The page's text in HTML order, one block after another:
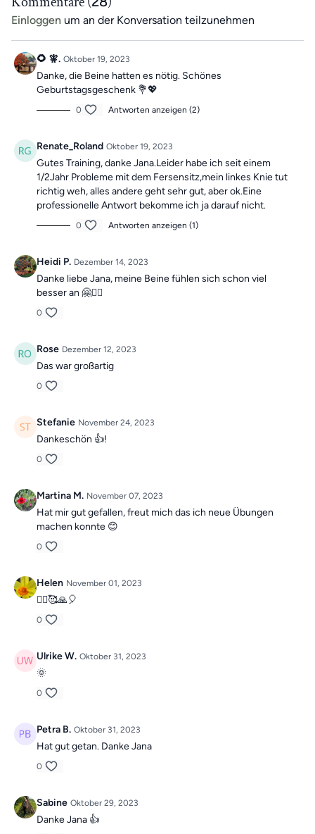
Einloggen um an der Konversation teilzunehmen
🌻 🧚. Oktober 19, 2023
Danke, die Beine hatten es nötig. Schönes
Geburtstagsgeschenk 💐💖
0 Antworten anzeigen (2)
Renate_Roland Oktober 19, 2023
Gutes Training, danke Jana.Leider habe ich seit einem
1/2Jahr Probleme mit dem Fersensitz,mein linkes Knie tut
richtig weh, alles andere geht sehr gut, aber ok.Eine
professionelle Antwort bekomme ich ja darauf nicht.
0 Antworten anzeigen (1)
Heidi P. Dezember 14, 2023
Danke liebe Jana, meine Beine fühlen sich schon viel
besser an 🤗🙋‍♀️
0
Rose Dezember 12, 2023
Das war großartig
0
Stefanie November 24, 2023
Dankeschön 👍!
0
Martina M. November 07, 2023
Hat mir gut gefallen, freut mich das ich neue Übungen
machen konnte 😊
0
Helen November 01, 2023
🙋‍♀️🥰🙏🎈
0
Ulrike W. Oktober 31, 2023
🌞
0
Petra B. Oktober 31, 2023
Hat gut getan. Danke Jana
0
Sabine Oktober 29, 2023
Danke Jana 👍